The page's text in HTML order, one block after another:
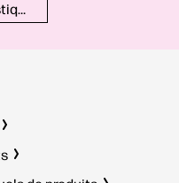
Afficher toutes les caractéristiques techniques